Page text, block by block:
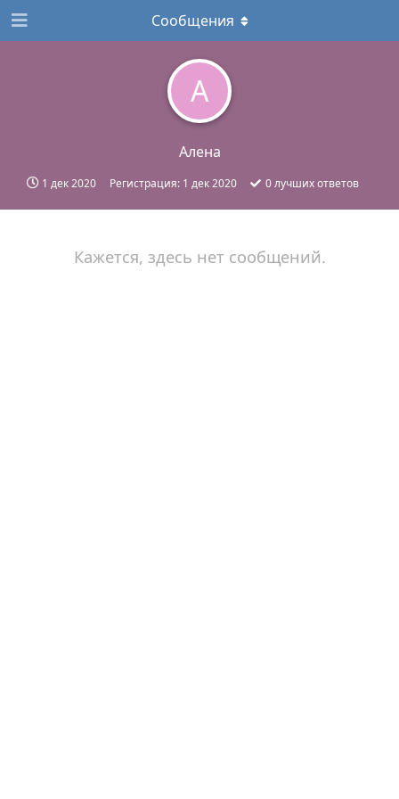
А
Алена
1 дек 2020 Регистрация: 1 дек 2020 0лучших ответов
Сообщения
Кажется, здесь нет сообщений.